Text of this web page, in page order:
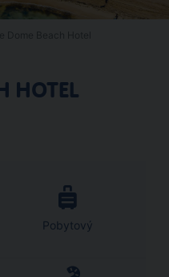
HOTEL
Pobytový